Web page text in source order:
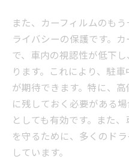
また、カーフィルムのも
ライバシーの保護です。
で、車内の視認性が低下
ります。これにより、駐
が期待できます。特に、
に残しておく必要がある
としても有効です。また
を守るために、多くのド
しています。